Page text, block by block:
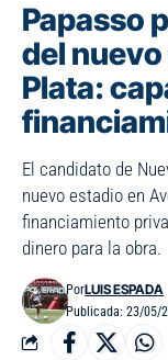
Papasso
del nuevo
Plata:
El candidato de
nuevo estadio en
financiamiento
dinero para la obra.
PorLUIS ESPADA
Publicada: 23/05/